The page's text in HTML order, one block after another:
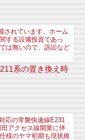
されています。ホーム
する設備投資であっ
は無いので、訴訟など
系の置き換え時
応の常磐快速線E231
アクセス線開業に伴
様のヤマ初期も現状維